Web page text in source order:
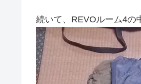
続いて、REVOルーム4の